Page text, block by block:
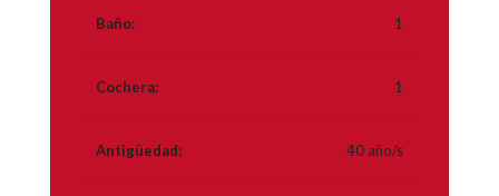
Baño: 1
Cochera: 1
Antigüedad: 40 año/s